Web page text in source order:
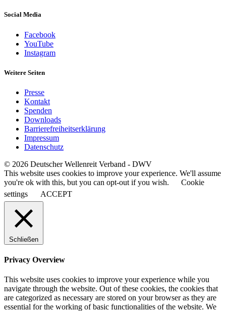
Social Media
Facebook
YouTube
Instagram
Weitere Seiten
Presse
Kontakt
Spenden
Downloads
Barrierefreiheitserklärung
Impressum
Datenschutz
© 2026 Deutscher Wellenreit Verband - DWV
This website uses cookies to improve your experience. We'll assume
you're ok with this, but you can opt-out if you wish.
Cookie
settings
ACCEPT
Schließen
Privacy Overview
This website uses cookies to improve your experience while you
navigate through the website. Out of these cookies, the cookies that
are categorized as necessary are stored on your browser as they are
essential for the working of basic functionalities of the website. We